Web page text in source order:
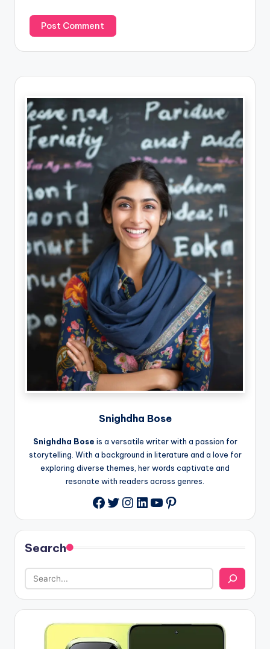
Snighdha Bose
Snighdha Bose is a versatile writer with a passion for
storytelling. With a background in literature and a love for
exploring diverse themes, her words captivate and
resonate with readers across genres.
Facebook
Twitter
Instagram
LinkedIn
YouTube
Pinterest
Search